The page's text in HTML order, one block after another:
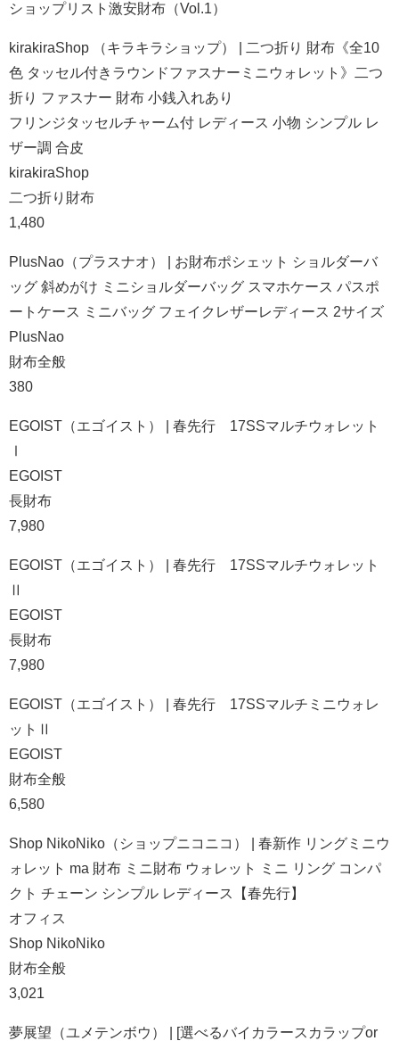
ショップリスト激安財布（Vol.1）
kirakiraShop （キラキラショップ） | 二つ折り 財布《全10
色 タッセル付きラウンドファスナーミニウォレット》二つ
折り ファスナー 財布 小銭入れあり
フリンジタッセルチャーム付 レディース 小物 シンプル レ
ザー調 合皮
kirakiraShop
二つ折り財布
1,480
PlusNao（プラスナオ） | お財布ポシェット ショルダーバ
ッグ 斜めがけ ミニショルダーバッグ スマホケース パスポ
ートケース ミニバッグ フェイクレザーレディース 2サイズ
PlusNao
財布全般
380
EGOIST（エゴイスト） | 春先行 17SSマルチウォレット
Ⅰ
EGOIST
長財布
7,980
EGOIST（エゴイスト） | 春先行 17SSマルチウォレット
Ⅱ
EGOIST
長財布
7,980
EGOIST（エゴイスト） | 春先行 17SSマルチミニウォレ
ットⅡ
EGOIST
財布全般
6,580
Shop NikoNiko（ショップニコニコ） | 春新作 リングミニウ
ォレット ma 財布 ミニ財布 ウォレット ミニ リング コンパ
クト チェーン シンプル レディース【春先行】
オフィス
Shop NikoNiko
財布全般
3,021
夢展望（ユメテンボウ） | [選べるバイカラースカラップor